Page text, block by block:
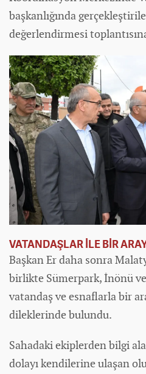
başkanlığında
değerlendirmesi
VATANDAŞLAR İLE BİR
Başkan Er daha sonra
birlikte Sümerpark, İnönü
vatandaş ve esnaflarla bir
dileklerinde bulundu.
Sahadaki ekiplerden bilgi
dolayı kendilerine ulaşan